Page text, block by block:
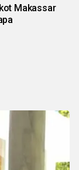
Makassar